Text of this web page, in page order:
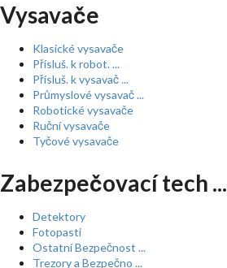
Vysavače
Klasické vysavače
Přísluš. k robot. ...
Přísluš. k vysavač ...
Průmyslové vysavač ...
Robotické vysavače
Ruční vysavače
Tyčové vysavače
Zabezpečovací tech ...
Detektory
Fotopasti
Ostatní Bezpečnost ...
Trezory a Bezpečno ...